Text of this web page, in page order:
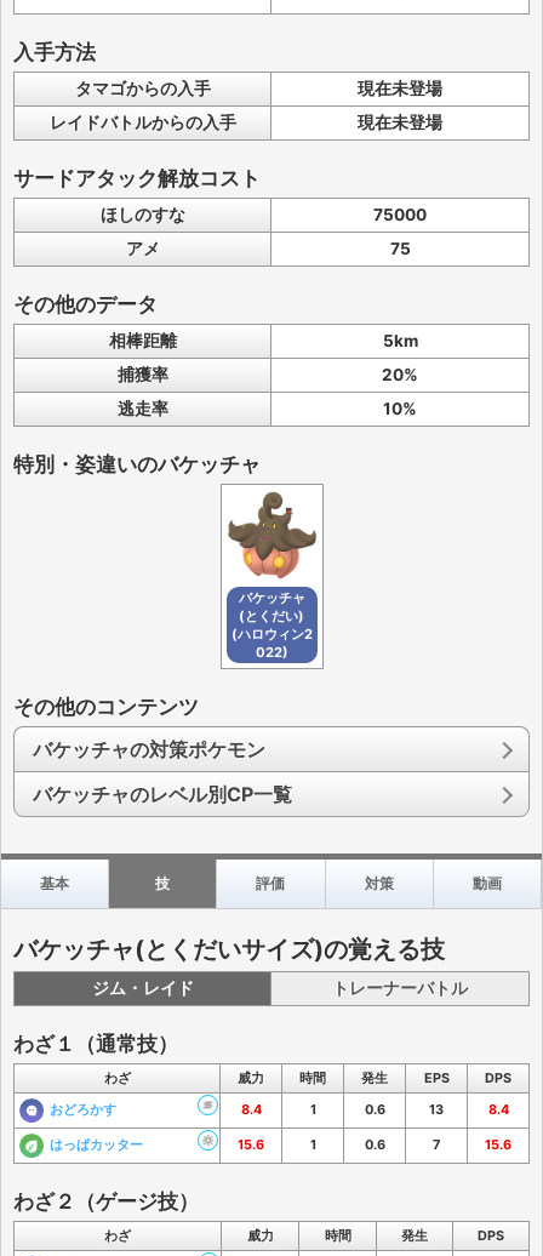
入手方法
タマゴからの入手
現在未登場
レイドバトルからの入手
現在未登場
サードアタック解放コスト
ほしのすな
75000
アメ
75
その他のデータ
相棒距離
5km
捕獲率
20%
逃走率
10%
特別・姿違いのバケッチャ
バケッチャ
(とくだい)
(ハロウィン2
022)
その他のコンテンツ
バケッチャの対策ポケモン
バケッチャのレベル別CP一覧
基本 技 評価 対策 動画
バケッチャ(とくだいサイズ)の覚える技
ジム・レイド トレーナーバトル
わざ１（通常技）
わざ 威力 時間 発生 EPS
DPS
おどろかす
8.4 1 0.6 13 8.4
はっぱカッター 15.6 1 0.6 7 15.6
わざ２（ゲージ技）
わざ 威力 時間 発生
DPS